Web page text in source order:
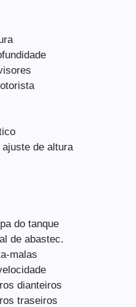
de altura
do tanque
de abastec.
malas
dianteiros
traseiros